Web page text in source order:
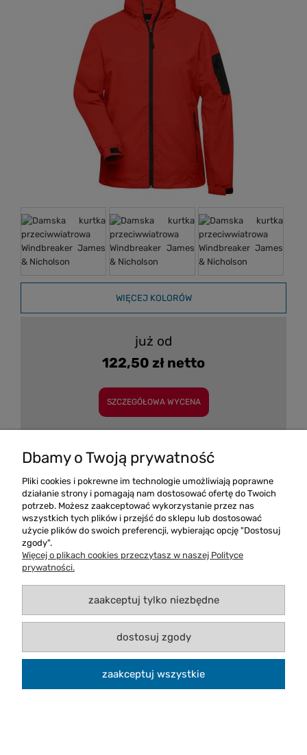
WIĘCEJ KOLORÓW
już od
122,50 zł netto
SZCZEGÓŁOWA WYCENA
Damska kurtka przeciwdeszczowa James
Nicholson Ladies` Rain Jacket
Dbamy o Twoją prywatność
Pliki cookies i pokrewne im technologie umożliwiają poprawne
działanie strony i pomagają nam dostosować ofertę do Twoich
potrzeb. Możesz zaakceptować wykorzystanie przez nas
wszystkich tych plików i przejść do sklepu lub dostosować
użycie plików do swoich preferencji, wybierając opcję "Dostosuj
zgody".
Więcej o plikach cookies przeczytasz w naszej Polityce
prywatności.
zaakceptuj tylko niezbędne
dostosuj zgody
zaakceptuj wszystkie